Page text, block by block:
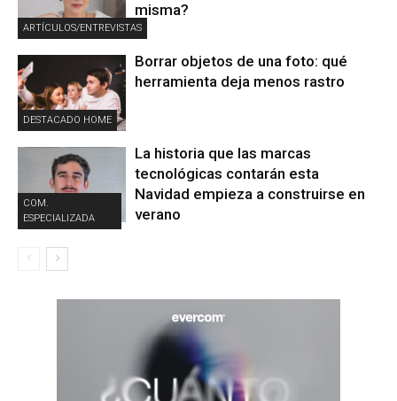
ARTÍCULOS/ENTREVISTAS
misma?
DESTACADO HOME
Borrar objetos de una foto: qué
herramienta deja menos rastro
COM.
ESPECIALIZADA
La historia que las marcas
tecnológicas contarán esta
Navidad empieza a construirse en
verano